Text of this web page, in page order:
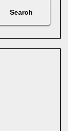
Search